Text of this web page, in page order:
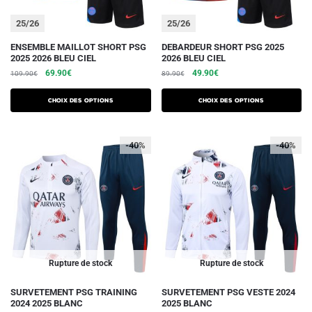
du
du
25/26
ENSEMBLE MAILLOT SHORT PSG
2025 2026 BLEU CIEL
109.90€
Le
initial
était :
69.90€Le
actuel
est :
Choix des options
Ce
produit
a
plusieurs
variations.
peuvent
choisies
page
25/26
DEBARDEUR SHORT PSG 2025
2026 BLEU CIEL
89.90€
Le
initial
était :
49.90€Le
actuel
est :
Choix des options
Ce
produit
a
plusieurs
variations.
peuvent
choisies
la
page
Rupture de stock
-40%
SURVETEMENT PSG TRAINING
2024 2025 BLANC
Ce
produit
Rupture de stock
-40%
SURVETEMENT PSG VESTE 2024
2025 BLANC
Ce
produit